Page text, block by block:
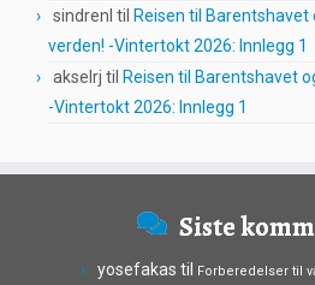
sindrenl til Reisen til
verden! -Vintertokt 2026: Innlegg 1
akselrj til Reisen til Barentshavet
-Vintertokt 2026: Innlegg 1
Siste
yosefakas til Forberedelser til